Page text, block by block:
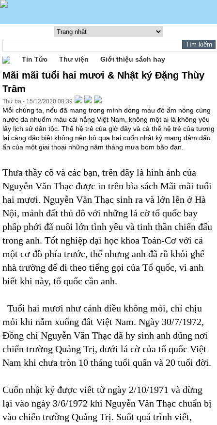
Tin Tức Thư viện Giới thiệu sách hay
Mãi mãi tuổi hai mươi & Nhật ký Đặng Thùy
Trâm
Thứ ba - 15/12/2020 08:39
Mỗi chúng ta, nếu đã mang trong mình dòng máu đỏ ấm nóng cùng
nước da nhuốm màu cái nắng Việt Nam, không một ai là không yêu
lấy lịch sử dân tộc. Thế hệ trẻ của giờ đây và cả thế hệ trẻ của tương
lai càng đặc biệt không nên bỏ qua hai cuốn nhật ký mang đậm dấu
ấn của một giai thoại những năm tháng mưa bom bão đạn.
Thưa thầy cô và các bạn, trên đây là hình ảnh của
Nguyễn Văn Thạc được in trên bìa sách Mãi mãi tuổi
hai mươi. Nguyễn Văn Thạc sinh ra và lớn lên ở Hà
Nội, mảnh đất thủ đô với những lá cờ tổ quốc bay
phấp phới đã nuôi lớn tình yêu và tinh thần chiến đấu
trong anh. Tốt nghiệp đại học khoa Toán-Cơ với cả
một cơ đồ phía trước, thế nhưng anh đã rũ khỏi ghế
nhà trường để đi theo tiếng gọi của Tổ quốc, vì anh
biết khi này, tổ quốc cần anh.
Tuổi hai mươi như cánh diều không mỏi, chỉ chịu
mỏi khi nằm xuống đất Việt Nam. Ngày 30/7/1972,
Đồng chí Nguyễn Văn Thạc đã hy sinh anh dũng nơi
chiến trường Quảng Trị, dưới lá cờ của tổ quốc Việt
Nam khi chưa tròn 10 tháng tuổi quân và 20 tuổi đời.
Cuốn nhật ký được viết từ ngày 2/10/1971 và dừng
lại vào ngày 3/6/1972 khi Nguyễn Văn Thạc chuẩn bị
vào chiến trường Quảng Trị. Suốt quá trình viết,